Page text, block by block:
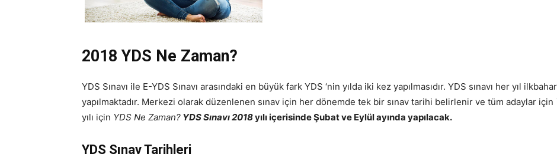
2018 YDS Ne Zaman?
YDS Sınavı ile E-YDS Sınavı arasındaki en büyük fark YDS ‘nin yılda iki kez yapılmasıdır. YDS sınavı her yıl
yapılmaktadır. Merkezi olarak düzenlenen sınav için her dönemde tek bir sınav tarihi belirlenir ve tüm adaylar için
yılı için YDS Ne Zaman? YDS Sınavı 2018yılı içerisinde Şubat ve Eylül ayında yapılacak.
YDS Sınav Tarihleri